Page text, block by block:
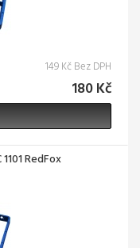
149 Kč Bez DPH
180 Kč
RedFox